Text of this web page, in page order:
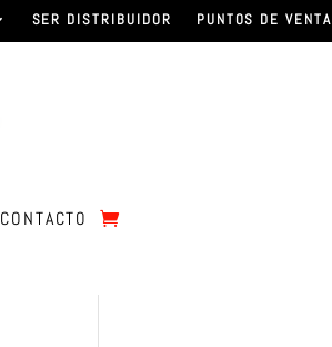
SER DISTRIBUIDOR PUNTOS DE VENTA
CONTACTO